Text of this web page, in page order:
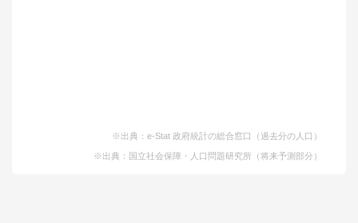
※出典：e-Stat 政府統計の総合窓口（過去分の人口）
※出典：国立社会保障・人口問題研究所（将来予測部分）